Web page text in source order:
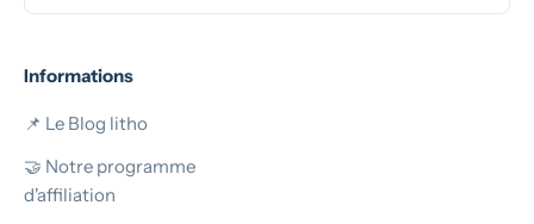
Informations
📌 Le Blog litho
🤝 Notre programme
d'affiliation